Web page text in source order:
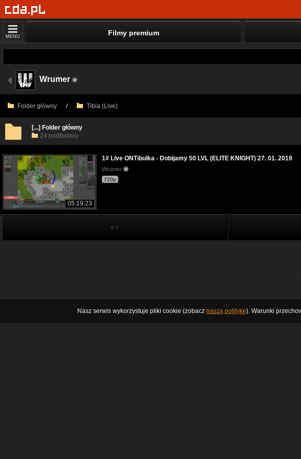
MENU Filmy premium
Wrumer
Folder główny / Tibia (Live)
[...] Folder główny
24 podfoldery
05:19:23
1# Live ONTibulka - Dobijamy 50 LVL (ELITE KNIGHT) 27. 01. 2019
Wrumer
720p
↤
Nasz serwis wykorzystuje pliki cookie (zobacz naszą politykę). Warunki